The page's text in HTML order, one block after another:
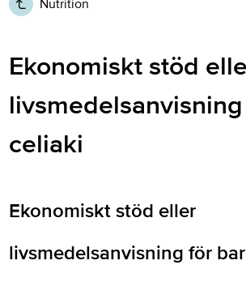
Nutrition
Ekonomiskt stöd
celiaki
Ekonomiskt stöd eller
livsmedelsanvisning för